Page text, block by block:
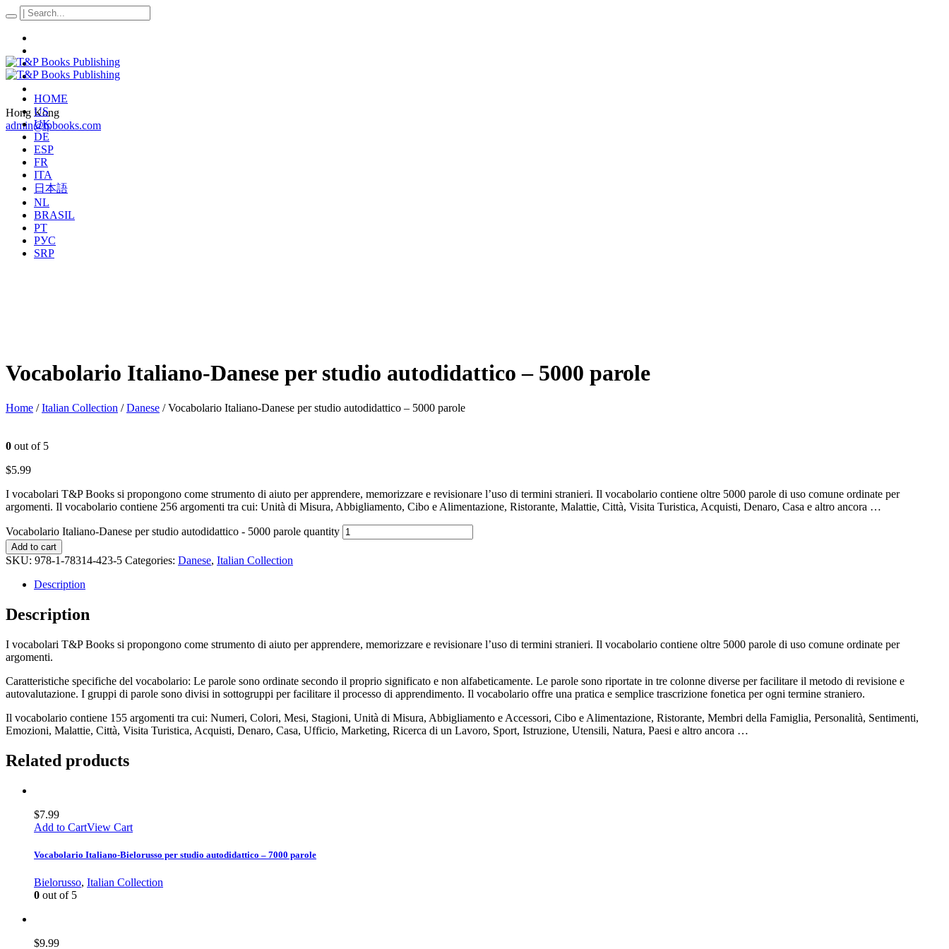
Hong Kong
admin@tpbooks.com
HOME
US
UK
DE
ESP
FR
ITA
日本語
NL
BRASIL
PT
РУС
SRP
Vocabolario Italiano-Danese per studio autodidattico – 5000 parole
Home /Italian Collection /Danese / Vocabolario Italiano-Danese per studio autodidattico – 5000 parole
0 out of 5
$5.99
I vocabolari T&P Books si propongono come strumento di aiuto per apprendere, memorizzare e revisionare l’uso di termini stranieri. Il vocabolario contiene oltre 5000 parole di uso comune ordinate per
argomenti. Il vocabolario contiene 256 argomenti tra cui: Unità di Misura, Abbigliamento, Cibo e Alimentazione, Ristorante, Malattie, Città, Visita Turistica, Acquisti, Denaro, Casa e altro ancora …
Vocabolario Italiano-Danese per studio autodidattico - 5000 parole quantity
Add to cart
SKU: 978-1-78314-423-5 Categories: Danese, Italian Collection
Description
Description
I vocabolari T&P Books si propongono come strumento di aiuto per apprendere, memorizzare e revisionare l’uso di termini stranieri. Il vocabolario contiene oltre 5000 parole di uso comune ordinate per
argomenti.
Caratteristiche specifiche del vocabolario: Le parole sono ordinate secondo il proprio significato e non alfabeticamente. Le parole sono riportate in tre colonne diverse per facilitare il metodo di revisione e
autovalutazione. I gruppi di parole sono divisi in sottogruppi per facilitare il processo di apprendimento. Il vocabolario offre una pratica e semplice trascrizione fonetica per ogni termine straniero.
Il vocabolario contiene 155 argomenti tra cui: Numeri, Colori, Mesi, Stagioni, Unità di Misura, Abbigliamento e Accessori, Cibo e Alimentazione, Ristorante, Membri della Famiglia, Personalità, Sentimenti,
Emozioni, Malattie, Città, Visita Turistica, Acquisti, Denaro, Casa, Ufficio, Marketing, Ricerca di un Lavoro, Sport, Istruzione, Utensili, Natura, Paesi e altro ancora …
Related products
$7.99
Add to CartView Cart
Vocabolario Italiano-Bielorusso per studio autodidattico – 7000 parole
Bielorusso, Italian Collection
0 out of 5
$9.99